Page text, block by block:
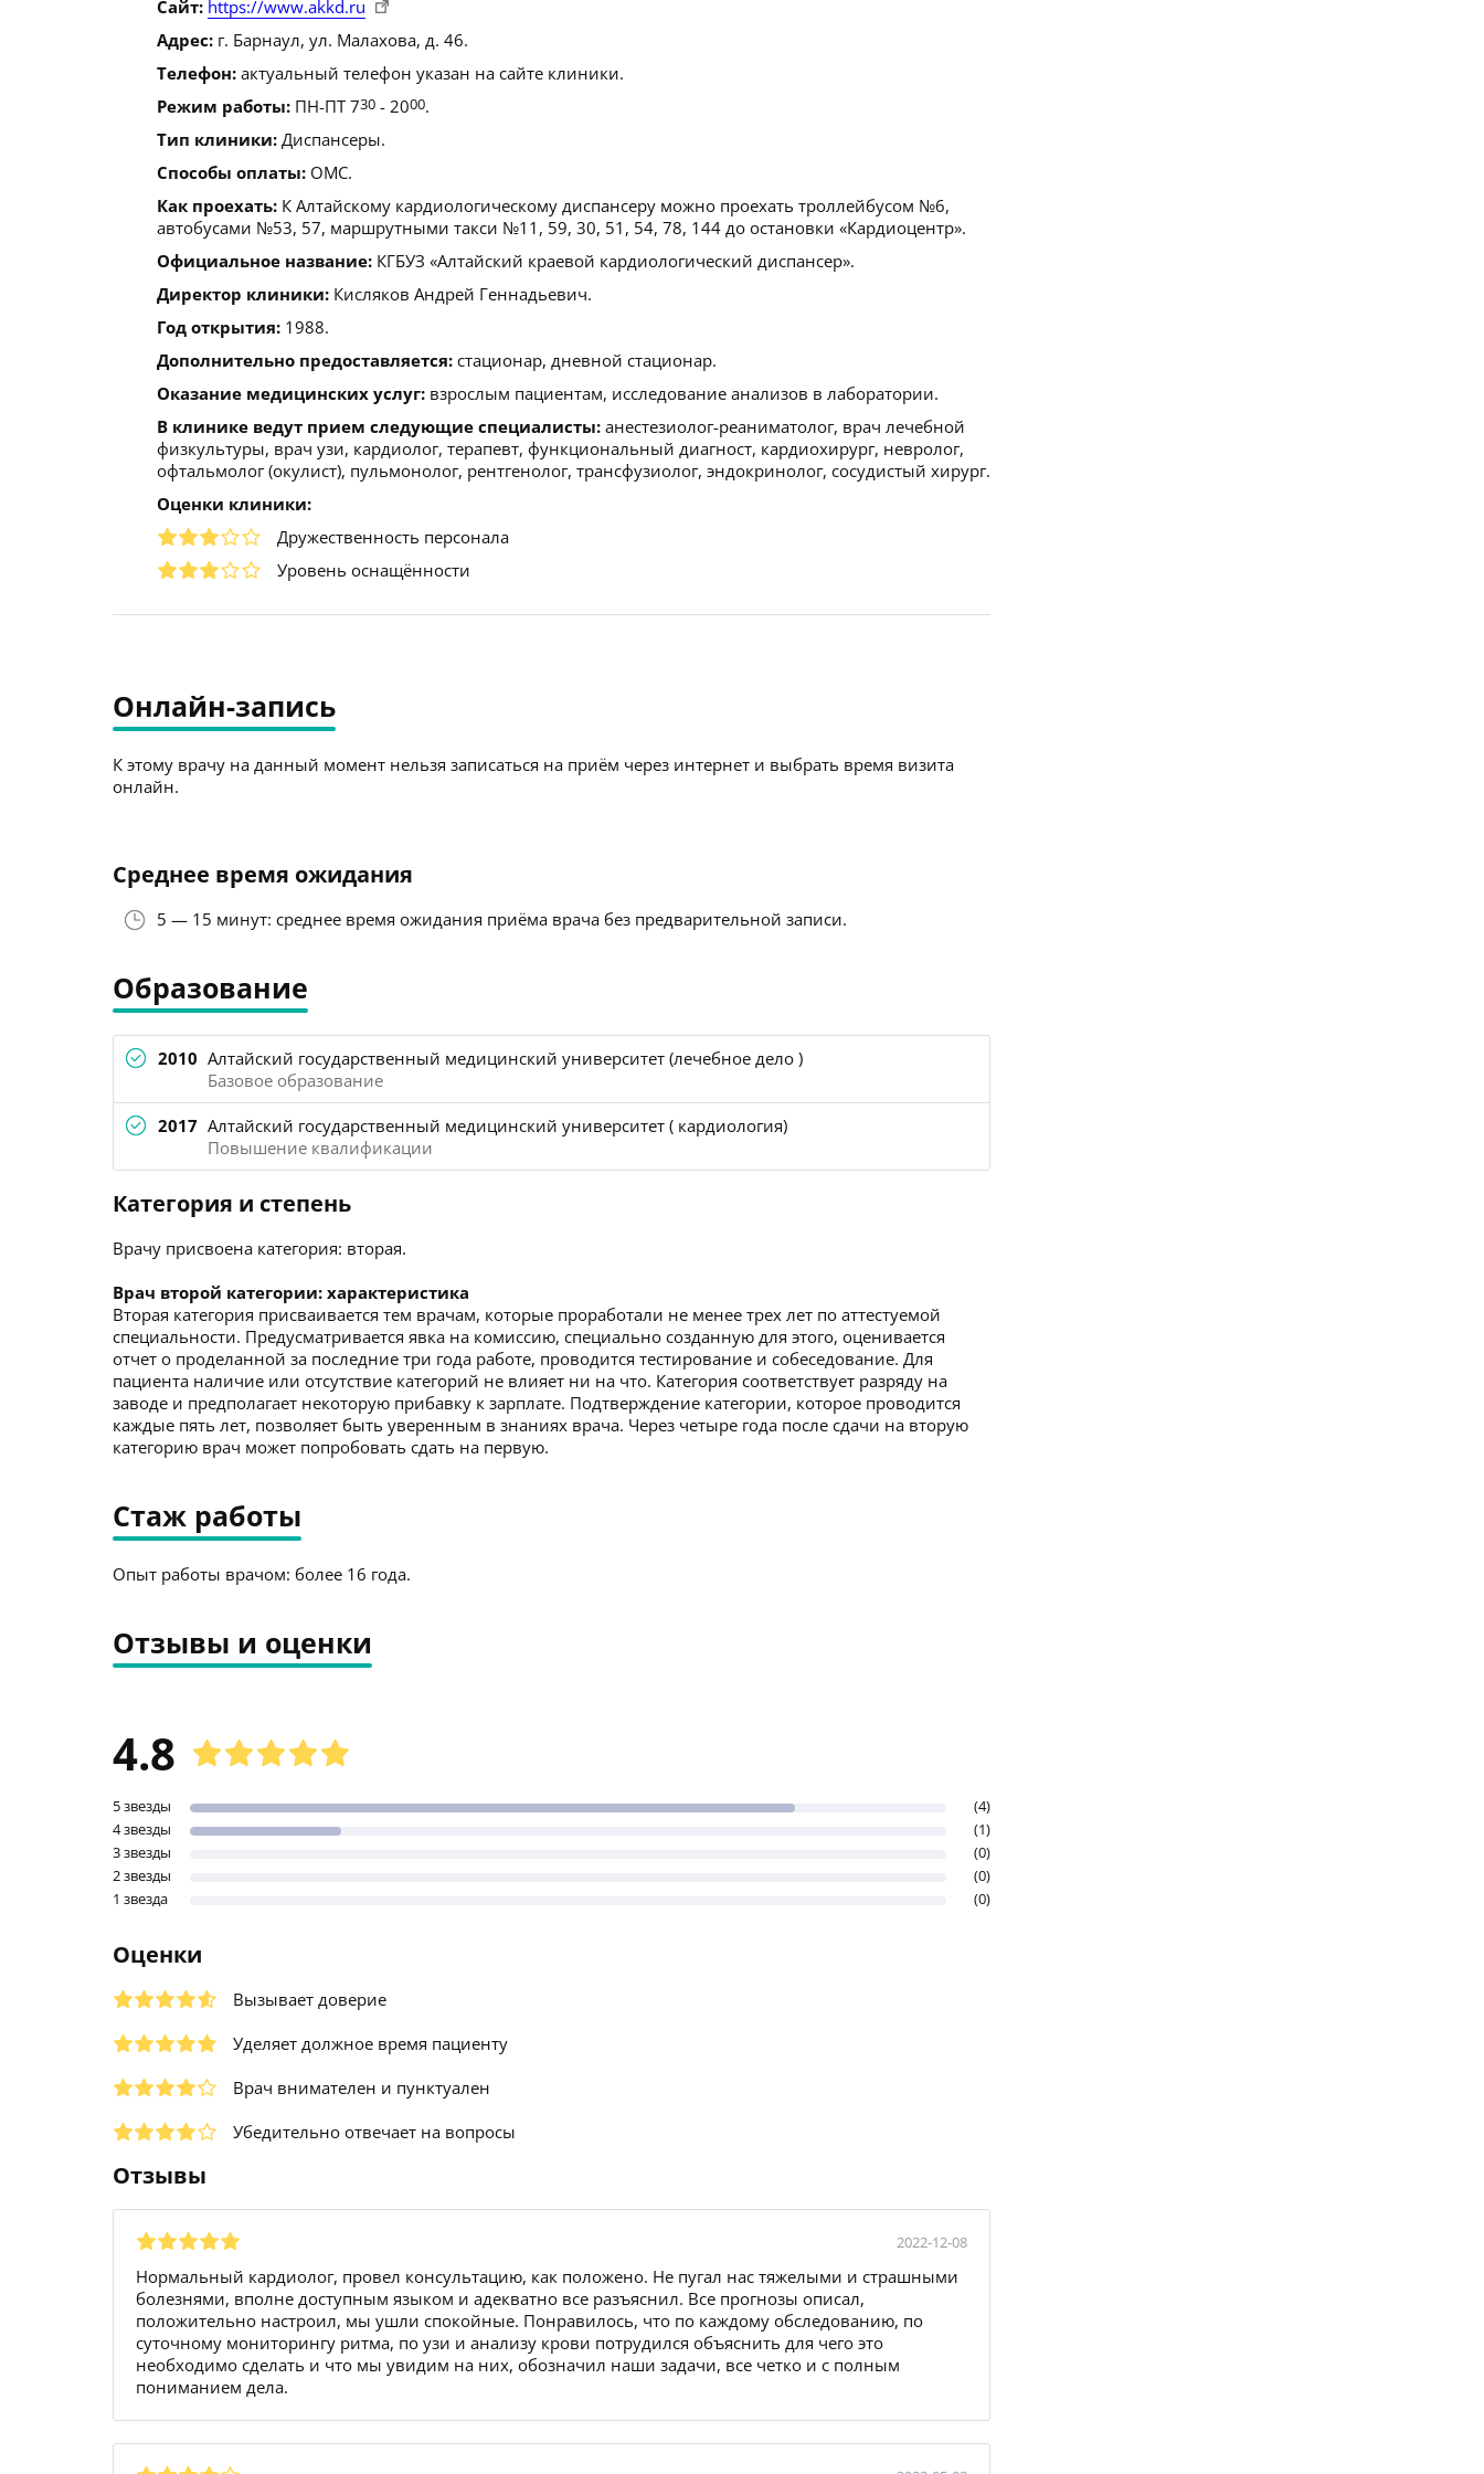
Сайт: https://www.akkd.ru
Адрес: г. Барнаул, ул. Малахова, д. 46.
Телефон: актуальный телефон указан на сайте клиники.
Режим работы: ПН-ПТ 730 - 2000.
Тип клиники: Диспансеры.
Способы оплаты: ОМС.
Как проехать: К Алтайскому кардиологическому диспансеру можно проехать троллейбусом №6,
автобусами №53, 57, маршрутными такси №11, 59, 30, 51, 54, 78, 144 до остановки «Кардиоцентр».
Официальное название: КГБУЗ «Алтайский краевой кардиологический диспансер».
Директор клиники: Кисляков Андрей Геннадьевич.
Год открытия: 1988.
Дополнительно предоставляется: стационар, дневной стационар.
Оказание медицинских услуг: взрослым пациентам, исследование анализов в лаборатории.
В клинике ведут прием следующие специалисты: анестезиолог-реаниматолог, врач лечебной
физкультуры, врач узи, кардиолог, терапевт, функциональный диагност, кардиохирург, невролог,
офтальмолог (окулист), пульмонолог, рентгенолог, трансфузиолог, эндокринолог, сосудистый хирург.
Оценки клиники:
Дружественность персонала
Уровень оснащённости
Онлайн-запись
К этому врачу на данный момент нельзя записаться на приём через интернет и выбрать время визита
онлайн.
Среднее время ожидания
5 — 15 минут: среднее время ожидания приёма врача без предварительной записи.
Образование
2010 Алтайский государственный медицинский университет (лечебное дело )
Базовое образование
2017 Алтайский государственный медицинский университет ( кардиология)
Повышение квалификации
Категория и степень
Врачу присвоена категория: вторая.
Врач второй категории: характеристика
Вторая категория присваивается тем врачам, которые проработали не менее трех лет по аттестуемой
специальности. Предусматривается явка на комиссию, специально созданную для этого, оценивается
отчет о проделанной за последние три года работе, проводится тестирование и собеседование. Для
пациента наличие или отсутствие категорий не влияет ни на что. Категория соответствует разряду на
заводе и предполагает некоторую прибавку к зарплате. Подтверждение категории, которое проводится
каждые пять лет, позволяет быть уверенным в знаниях врача. Через четыре года после сдачи на вторую
категорию врач может попробовать сдать на первую.
Стаж работы
Опыт работы врачом: более 16 года.
Отзывы и оценки
4.8
5 звезды
(4)
4 звезды
(1)
3 звезды
(0)
2 звезды
(0)
1 звезда
(0)
Оценки
Вызывает доверие
Уделяет должное время пациенту
Врач внимателен и пунктуален
Убедительно отвечает на вопросы
Отзывы
2022-12-08
Нормальный кардиолог, провел консультацию, как положено. Не пугал нас тяжелыми и страшными
болезнями, вполне доступным языком и адекватно все разъяснил. Все прогнозы описал,
положительно настроил, мы ушли спокойные. Понравилось, что по каждому обследованию, по
суточному мониторингу ритма, по узи и анализу крови потрудился объяснить для чего это
необходимо сделать и что мы увидим на них, обозначил наши задачи, все четко и с полным
пониманием дела.